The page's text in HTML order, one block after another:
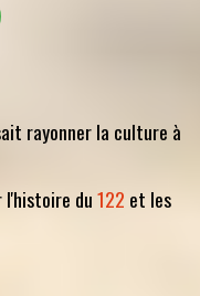
rayonner la culture à
l'histoire du122 et les